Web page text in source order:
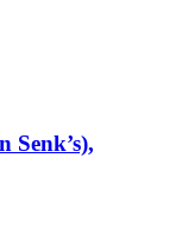
Senk’s),